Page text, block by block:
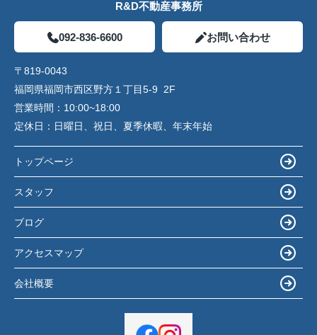
R&D不動産事務所
092-836-6600 お問い合わせ
〒819-0043
福岡県福岡市西区野方１丁目5-9 2F
営業時間： 10:00~18:00
定休日： 日曜日、祝日、夏季休暇、年末年始
トップページ
スタッフ
ブログ
アクセスマップ
会社概要